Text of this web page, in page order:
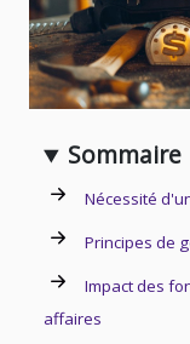
Sommaire
Nécessité
Principes de
Impact des
affaires